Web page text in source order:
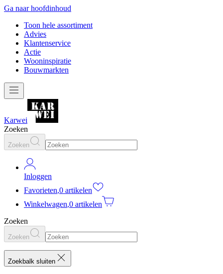
Ga naar hoofdinhoud
Toon hele assortiment
Advies
Klantenservice
Actie
Wooninspiratie
Bouwmarkten
Karwei
Zoeken
Zoeken
Inloggen
Favorieten,0 artikelen
Winkelwagen,0 artikelen
Zoeken
Zoeken
Zoekbalk sluiten